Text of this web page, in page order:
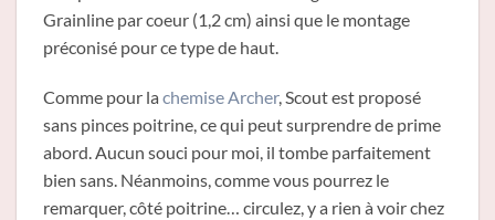
Grainline par coeur (1,2 cm) ainsi que le montage
préconisé pour ce type de haut.
Comme pour la chemise Archer, Scout est proposé
sans pinces poitrine, ce qui peut surprendre de prime
abord. Aucun souci pour moi, il tombe parfaitement
bien sans. Néanmoins, comme vous pourrez le
remarquer, côté poitrine… circulez, y a rien à voir chez